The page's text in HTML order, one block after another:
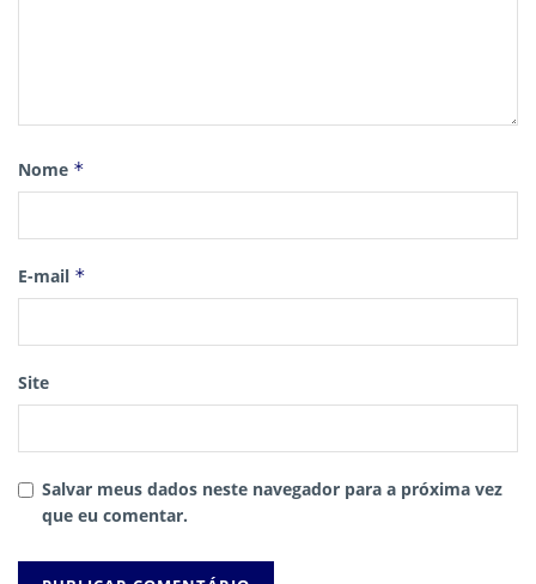
Nome *
E-mail *
Site
Salvar meus dados neste navegador para a próxima vez
que eu comentar.